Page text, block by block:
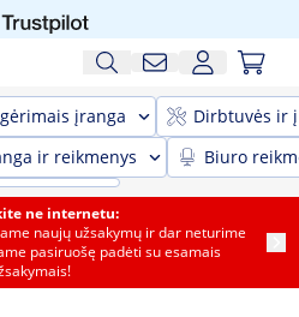
įranga
Dirbtuvės ir
ir reikmenys
Biuro
ne internetu:
naujų užsakymų ir dar neturime
pasiruošę padėti su esamais